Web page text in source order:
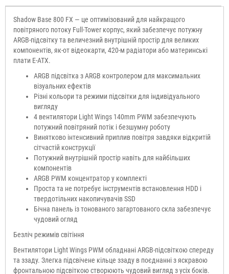
Shadow Base 800 FX — це оптимізований для найкращого
повітряного потоку Full-Tower корпус, який забезпечує потужну
ARGB-підсвітку та величезний внутрішній простір для великих
компонентів, як-от відеокарти, 420-м радіатори або материнські
плати E-ATX.
ARGB підсвітка з ARGB контролером для максимальних
візуальних ефектів
Різні кольори та режими підсвітки для індивідуального
вигляду
4 вентилятори Light Wings 140mm PWM забезпечують
потужний повітряний потік і безшумну роботу
Винятково інтенсивний приплив повітря завдяки відкритій
сітчастій конструкції
Потужний внутрішній простір навіть для найбільших
компонентів
ARGB PWM концентратор у комплекті
Проста та не потребує інструментів встановлення HDD і
твердотільних накопичувачів SSD
Бічна панель із тонованого загартованого скла забезпечує
чудовий огляд
Безліч режимів світіння
Вентилятори Light Wings PWM обладнані ARGB-підсвіткою спереду
та ззаду. Злегка підсвічене кільце ззаду в поєднанні з яскравою
фронтальною підсвіткою створюють чудовий вигляд з усіх боків.